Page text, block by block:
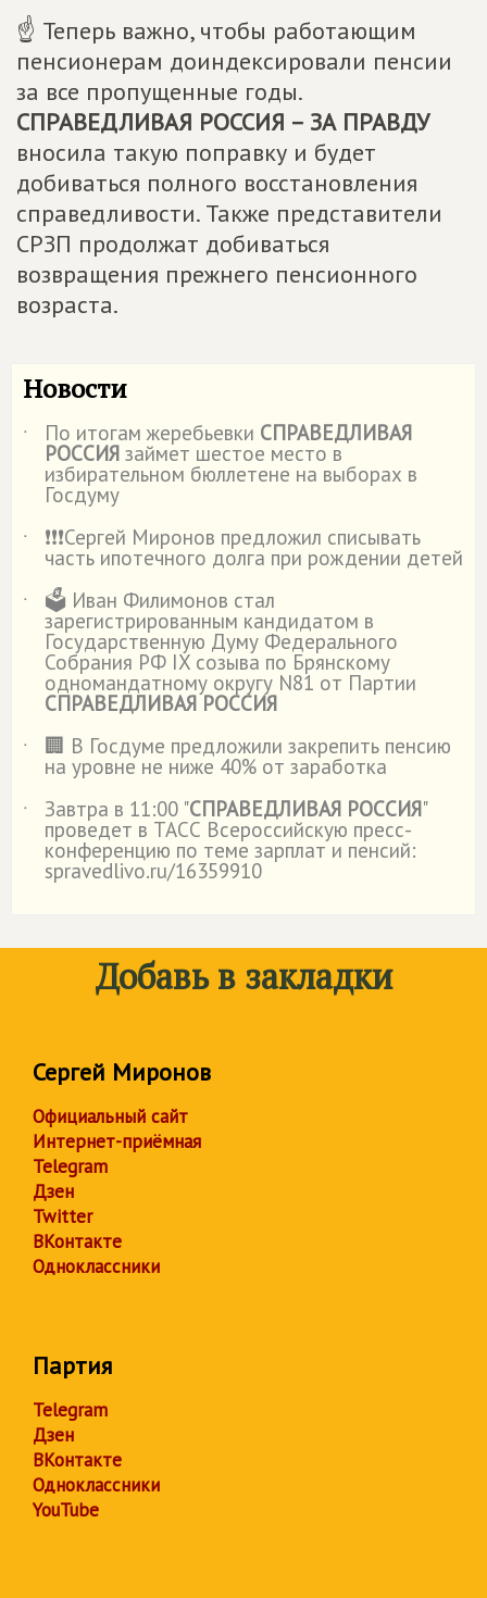
☝ Теперь важно, чтобы работающим
пенсионерам доиндексировали пенсии
за все пропущенные годы.
СПРАВЕДЛИВАЯ РОССИЯ – ЗА ПРАВДУ
вносила такую поправку и будет
добиваться полного восстановления
справедливости. Также представители
СРЗП продолжат добиваться
возвращения прежнего пенсионного
возраста.
Новости
˙ По итогам жеребьевки СПРАВЕДЛИВАЯ
РОССИЯ займет шестое место в
избирательном бюллетене на выборах в
Госдуму
˙
❗️❗️❗️Сергей Миронов предложил списывать
часть ипотечного долга при рождении детей
˙
🗳️ Иван Филимонов стал
зарегистрированным кандидатом в
Государственную Думу Федерального
Собрания РФ IX созыва по Брянскому
одномандатному округу N81 от Партии
СПРАВЕДЛИВАЯ РОССИЯ
˙
🏢 В Госдуме предложили закрепить пенсию
на уровне не ниже 40% от заработка
˙
Завтра в 11:00 "СПРАВЕДЛИВАЯ РОССИЯ"
проведет в ТАСС Всероссийскую пресс-
конференцию по теме зарплат и пенсий:
spravedlivo.ru/16359910
Добавь в закладки
Сергей Миронов
Официальный сайт
Интернет-приёмная
Telegram
Дзен
Twitter
ВКонтакте
Одноклассники
Партия
Telegram
Дзен
ВКонтакте
Одноклассники
YouTube